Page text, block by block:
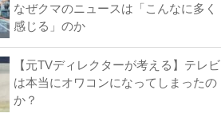
なぜクマのニュースは「こんなに多く
感じる」のか
【元TVディレクターが考える】テレビ
は本当にオワコンになってしまったの
か？